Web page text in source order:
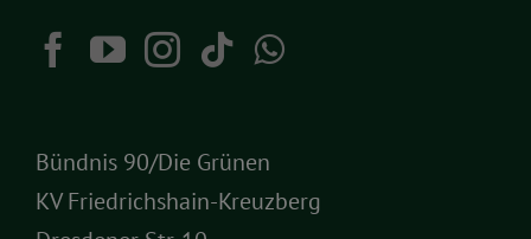
Bündnis 90/Die Grünen
KV Friedrichshain-Kreuzberg